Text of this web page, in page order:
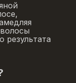
результата